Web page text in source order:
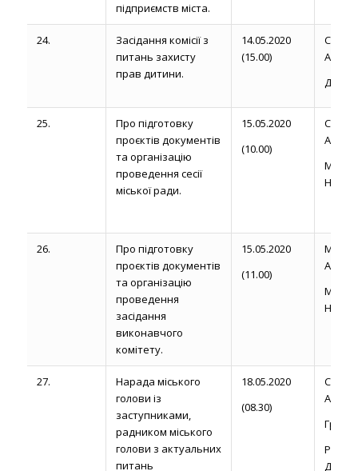
підприємств міста.
24.
Засідання комісії з
питань захисту
прав дитини.
14.05.2020
(15.00)
А.М.
Думич
25.
Про підготовку
проєктів документів
та організацію
проведення сесії
міської ради.
15.05.2020
(10.00)
А.М.
Н.П.
26.
Про підготовку
проєктів документів
та організацію
проведення
засідання
виконавчого
комітету.
15.05.2020
(11.00)
А.
Н.П.
27.
Нарада міського
голови із
заступниками,
радником міського
голови з актуальних
питань
18.05.2020
(08.30)
А. М.
Д.